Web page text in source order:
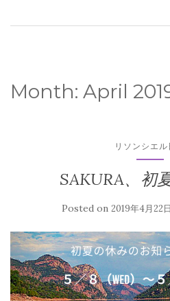
Month: April
リソンシエル
SAKURA、初
Posted on 2019年4月22日